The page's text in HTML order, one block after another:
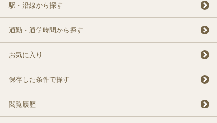
駅・沿線から探す
通勤・通学時間から探す
お気に入り
保存した条件で探す
閲覧履歴